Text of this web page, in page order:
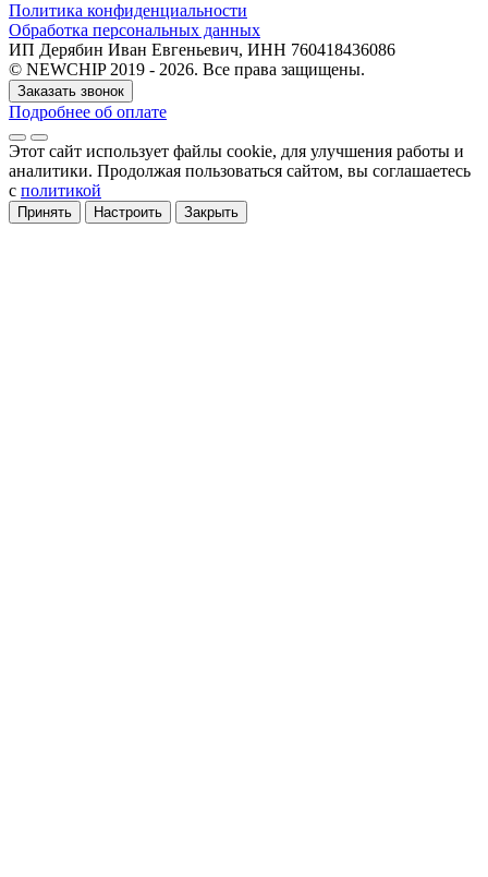
Политика конфиденциальности
Обработка персональных данных
ИП Дерябин Иван Евгеньевич, ИНН 760418436086
© NEWCHIP 2019 - 2026. Все права защищены.
Заказать звонок
Подробнее об оплате
Этот сайт использует файлы cookie, для улучшения работы и
аналитики. Продолжая пользоваться сайтом, вы соглашаетесь
с политикой
Принять Настроить Закрыть